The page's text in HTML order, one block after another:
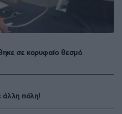
σε κορυφαίο θεσμό
άλλη πόλη!